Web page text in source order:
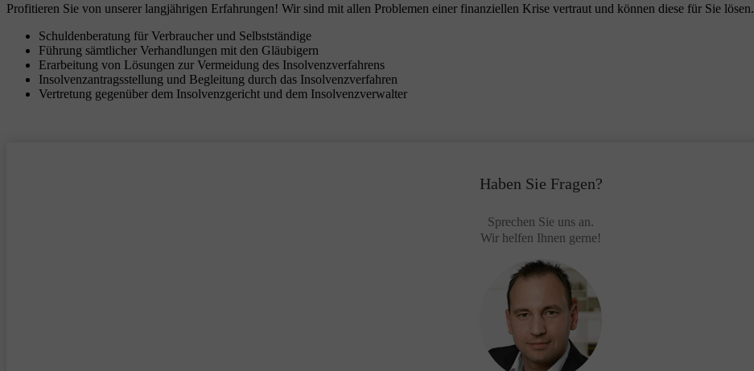
Profitieren Sie von unserer langjährigen Erfahrungen! Wir sind mit allen Problemen einer finanziellen Krise vertraut und können diese für Sie lösen.
Schuldenberatung für Verbraucher und Selbstständige
Führung sämtlicher Verhandlungen mit den Gläubigern
Erarbeitung von Lösungen zur Vermeidung des Insolvenzverfahrens
Insolvenzantragsstellung und Begleitung durch das Insolvenzverfahren
Vertretung gegenüber dem Insolvenzgericht und dem Insolvenzverwalter
Haben Sie Fragen?
Sprechen Sie uns an.
Wir helfen Ihnen gerne!